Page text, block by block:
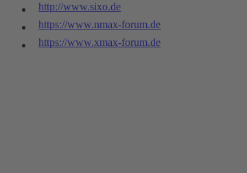
http://www.sixo.de
https://www.nmax-forum.de
https://www.xmax-forum.de